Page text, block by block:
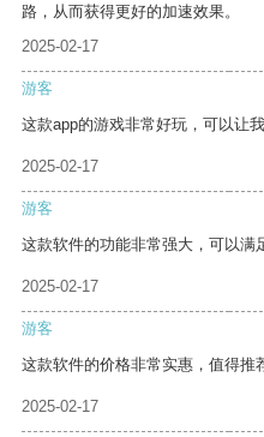
路，从而获得更好的加速效果。
2025-02-17
游客
这款app的游戏非常好玩，可以让我
2025-02-17
游客
这款软件的功能非常强大，可以满
2025-02-17
游客
这款软件的价格非常实惠，值得推
2025-02-17